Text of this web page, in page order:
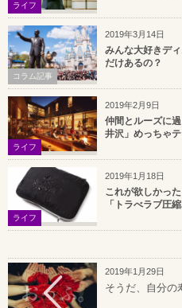
ライフ
2019年3月14日
コラム記事
みんな大好きデ
だけあるの？
2019年2月9日
ライフ
仲間とルーズに
井沢」めっちゃ
2019年1月18日
ライフ
これが欲しかっ
「トラべラブ圧
2019年1月29日
そうだ、自分の